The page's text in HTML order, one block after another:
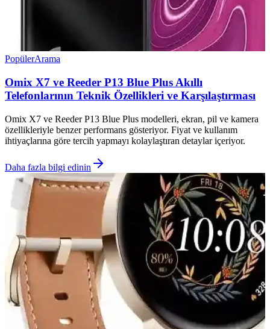
PopülerArama
Omix X7 ve Reeder P13 Blue Plus Akıllı
Telefonlarının Teknik Özellikleri ve Karşılaştırması
Omix X7 ve Reeder P13 Blue Plus modelleri, ekran, pil ve kamera
özellikleriyle benzer performans gösteriyor. Fiyat ve kullanım
ihtiyaçlarına göre tercih yapmayı kolaylaştıran detaylar içeriyor.
Daha fazla bilgi edinin